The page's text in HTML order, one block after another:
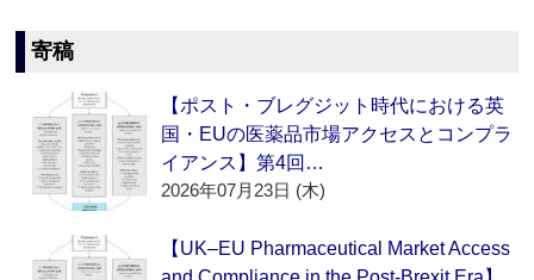
寄稿
【ポスト・ブレグジット時代における英
国・EUの医薬品市場アクセスとコンプラ
イアンス】第4回…
2026年07月23日 (木)
【UK–EU Pharmaceutical Market Access